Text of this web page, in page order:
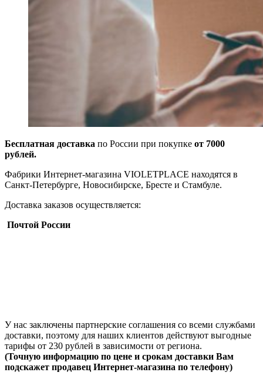
Бесплатная доставка по России при покупке от 7000
рублей.
Фабрики Интернет-магазина VIOLETPLACE находятся в
Санкт-Петербурге, Новосибирске, Бресте и Стамбуле.
Доставка заказов осуществляется:
Почтой России
У нас заключены партнерские соглашения со всеми службами
доставки, поэтому для наших клиентов действуют выгодные
тарифы от 230 рублей в зависимости от региона.
(Точную информацию по цене и срокам доставки Вам
подскажет продавец Интернет-магазина по телефону)